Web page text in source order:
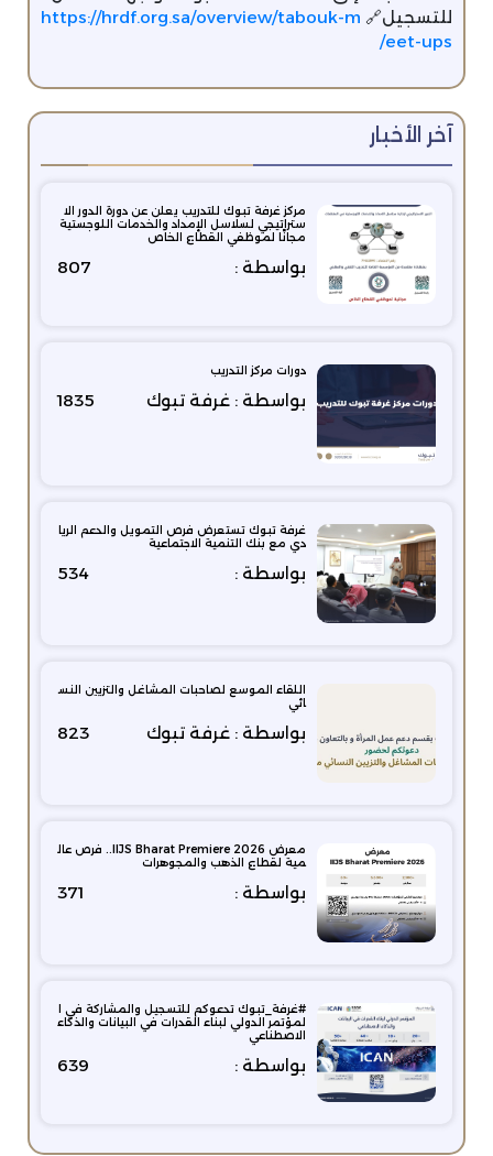
للتسجيل🔗 https://hrdf.org.sa/overview/tabouk-m
eet-ups/
آخر الأخبار
مركز غرفة تبوك للتدريب يعلن عن دورة الدور الا
ستراتيجي لسلاسل الإمداد والخدمات اللوجستية
مجانًا لموظفي القطاع الخاص
بواسطة : 807
دورات مركز التدريب
بواسطة : غرفة تبوك 1835
غرفة تبوك تستعرض فرص التمويل والدعم الريا
دي مع بنك التنمية الاجتماعية
بواسطة : 534
اللقاء الموسع لصاحبات المشاغل والتزيين النس
ائي
بواسطة : غرفة تبوك 823
معرض IIJS Bharat Premiere 2026.. فرص عال
مية لقطاع الذهب والمجوهرات
بواسطة : 371
#غرفة_تبوك تدعوكم للتسجيل والمشاركة في ا
لمؤتمر الدولي لبناء القدرات في البيانات والذكاء
الاصطناعي
بواسطة : 639